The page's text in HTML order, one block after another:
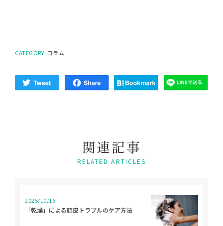
CATEGORY :コラム
関連記事
RELATED ARTICLES
2025/10/16
「乾燥」による頭皮トラブルのケア方法